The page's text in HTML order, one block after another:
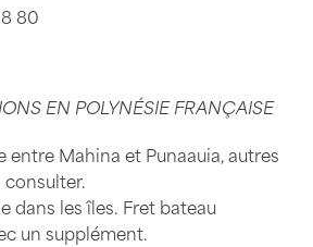
80
EN POLYNÉSIE FRANÇAISE
entre Mahina et Punaauia, autres
dans les îles. Fret bateau
un supplément.